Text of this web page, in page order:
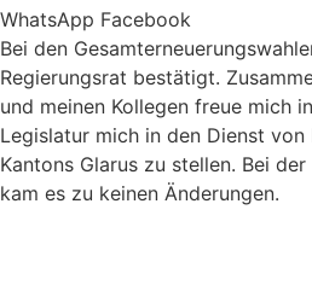
WhatsApp Facebook
Bei den
Regierungsrat bestätigt.
und meinen Kollegen freue mich
Legislatur mich in den Dienst
Kantons Glarus zu stellen. Bei
kam es zu keinen Änderungen.